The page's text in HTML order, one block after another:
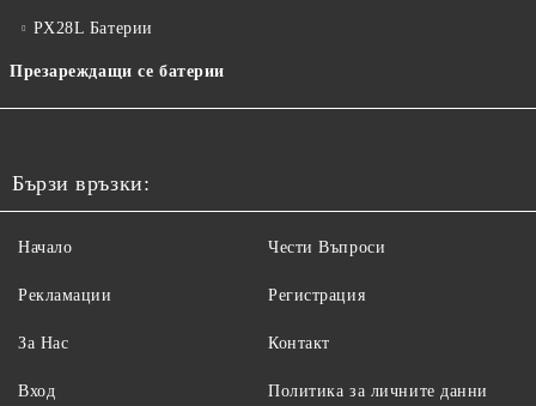
PX28L Батерии
Презареждащи се батерии
Бързи връзки:
Начало
Рекламации
За Нас
Вход
Чести Въпроси
Регистрация
Контакт
Политика за личните данни